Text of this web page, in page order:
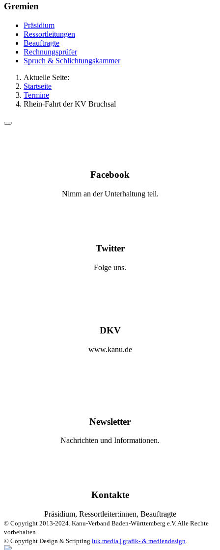
Gremien
Präsidium
Ressortleitungen
Beauftragte
Rechnungsprüfer
Spruch & Schlichtungskammer
Aktuelle Seite:
Startseite
Termine
Rhein-Fahrt der KV Bruchsal
Facebook
Nimm an der Unterhaltung teil.
Twitter
Folge uns.
DKV
www.kanu.de
Newsletter
Nachrichten und Informationen.
Kontakte
Präsidium, Ressortleiter:innen, Beauftragte
© Copyright 2013-2024. Kanu-Verband Baden-Württemberg e.V. Alle Rechte
vorbehalten.
© Copyright Design & Scripting luk.media | grafik- & mediendesign